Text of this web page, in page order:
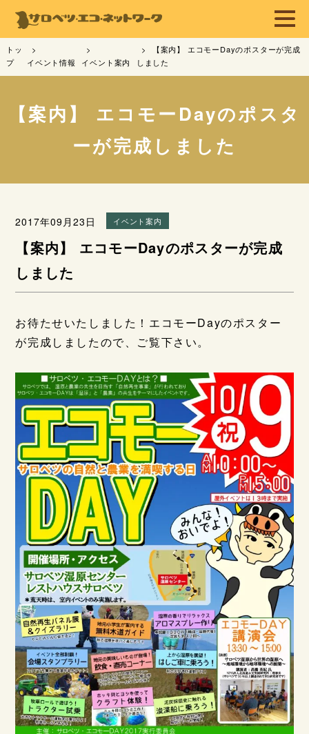
トッ
プ
イベント情報 イベント案内
【案内】 エコモーDayのポスターが完成
しました
【案内】 エコモーDayのポスタ
ーが完成しました
2017年09月23日 イベント案内
【案内】 エコモーDayのポスターが完成
しました
お待たせいたしました！エコモーDayのポスター
が完成しましたので、ご覧下さい。